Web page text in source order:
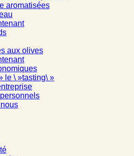
aromatisées
aux olives
le \ »tasting\ »